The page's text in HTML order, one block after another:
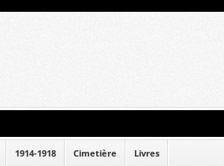
1914-1918 Cimetière Livres